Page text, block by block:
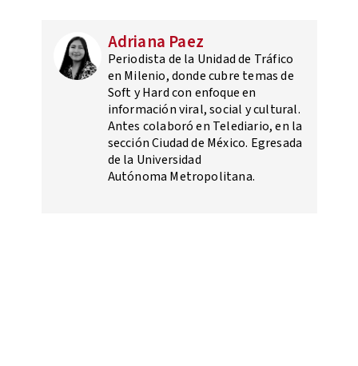
Adriana Paez
Periodista de la Unidad de Tráfico
en Milenio, donde cubre temas de
Soft y Hard con enfoque en
información viral, social y cultural.
Antes colaboró en Telediario, en la
sección Ciudad de México. Egresada
de la Universidad
Autónoma Metropolitana.